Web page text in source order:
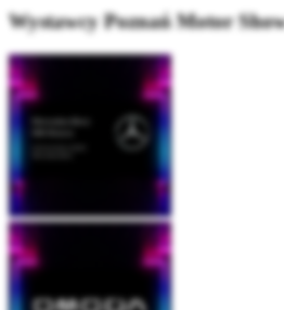
Wystawcy Poznań Motor